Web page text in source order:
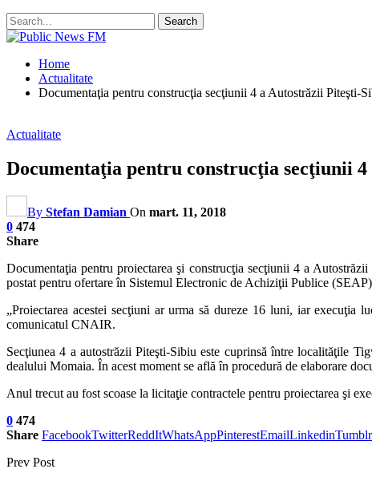
Home
Actualitate
Documentaţia pentru construcţia secţiunii 4 a Autostrăzii
Actualitate
Documentaţia pentru construcţia secţiunii
By Stefan Damian On mart. 11, 2018
0 474
Share
Documentaţia pentru proiectarea şi construcţia secţiunii 4 a
postat pentru ofertare în Sistemul Electronic de Achiziţii Publice
„Proiectarea acestei secţiuni ar urma să dureze 16 luni, iar execuţia
comunicatul CNAIR.
Secţiunea 4 a autostrăzii Piteşti-Sibiu este cuprinsă între localităţile
dealului Momaia. În acest moment se află în procedură de elaborare
Anul trecut au fost scoase la licitaţie contractele pentru proiectarea şi
0 474
Share FacebookTwitterReddItWhatsAppPinterestEmailLinkedinTumblr
Prev Post